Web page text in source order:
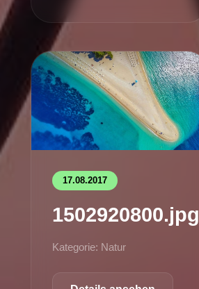
17.08.2017
1502920800.jpg
Kategorie: Natur